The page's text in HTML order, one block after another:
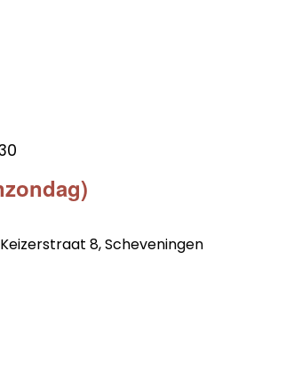
Keizerstraat 8, Scheveningen